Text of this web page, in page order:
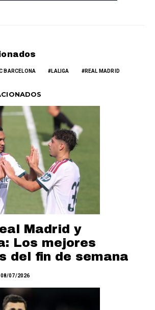
BARCELONA LALIGA REAL MADRID
Madrid y
Los mejores
del fin de semana
08/07/2026